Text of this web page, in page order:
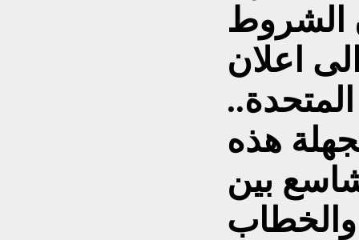
الشروط
اعلان
المتحدة..
هذه
بين
والخطاب